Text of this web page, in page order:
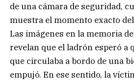
de una cámara de seguridad,
muestra el momento exacto
Las imágenes en la memoria
revelan que el ladrón esperó a
que circulaba a bordo de una
empujó. En ese sentido, la